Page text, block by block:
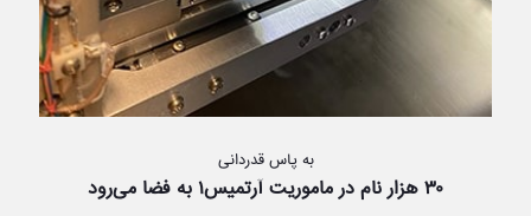
به پاس قدردانی
۳۰ هزار نام در ماموریت آرتمیس‌۱ به فضا می‌رود